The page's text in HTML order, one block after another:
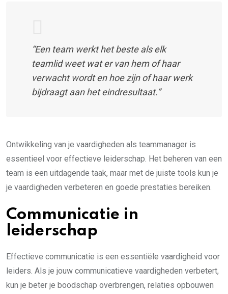
“Een team werkt het beste als elk
teamlid weet wat er van hem of haar
verwacht wordt en hoe zijn of haar werk
bijdraagt aan het eindresultaat.”
Ontwikkeling van je vaardigheden als teammanager is
essentieel voor effectieve leiderschap. Het beheren van een
team is een uitdagende taak, maar met de juiste tools kun je
je vaardigheden verbeteren en goede prestaties bereiken.
Communicatie in
leiderschap
Effectieve communicatie is een essentiële vaardigheid voor
leiders. Als je jouw communicatieve vaardigheden verbetert,
kun je beter je boodschap overbrengen, relaties opbouwen